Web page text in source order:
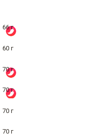
66 г
60 г
70 г
70 г
70 г
70 г